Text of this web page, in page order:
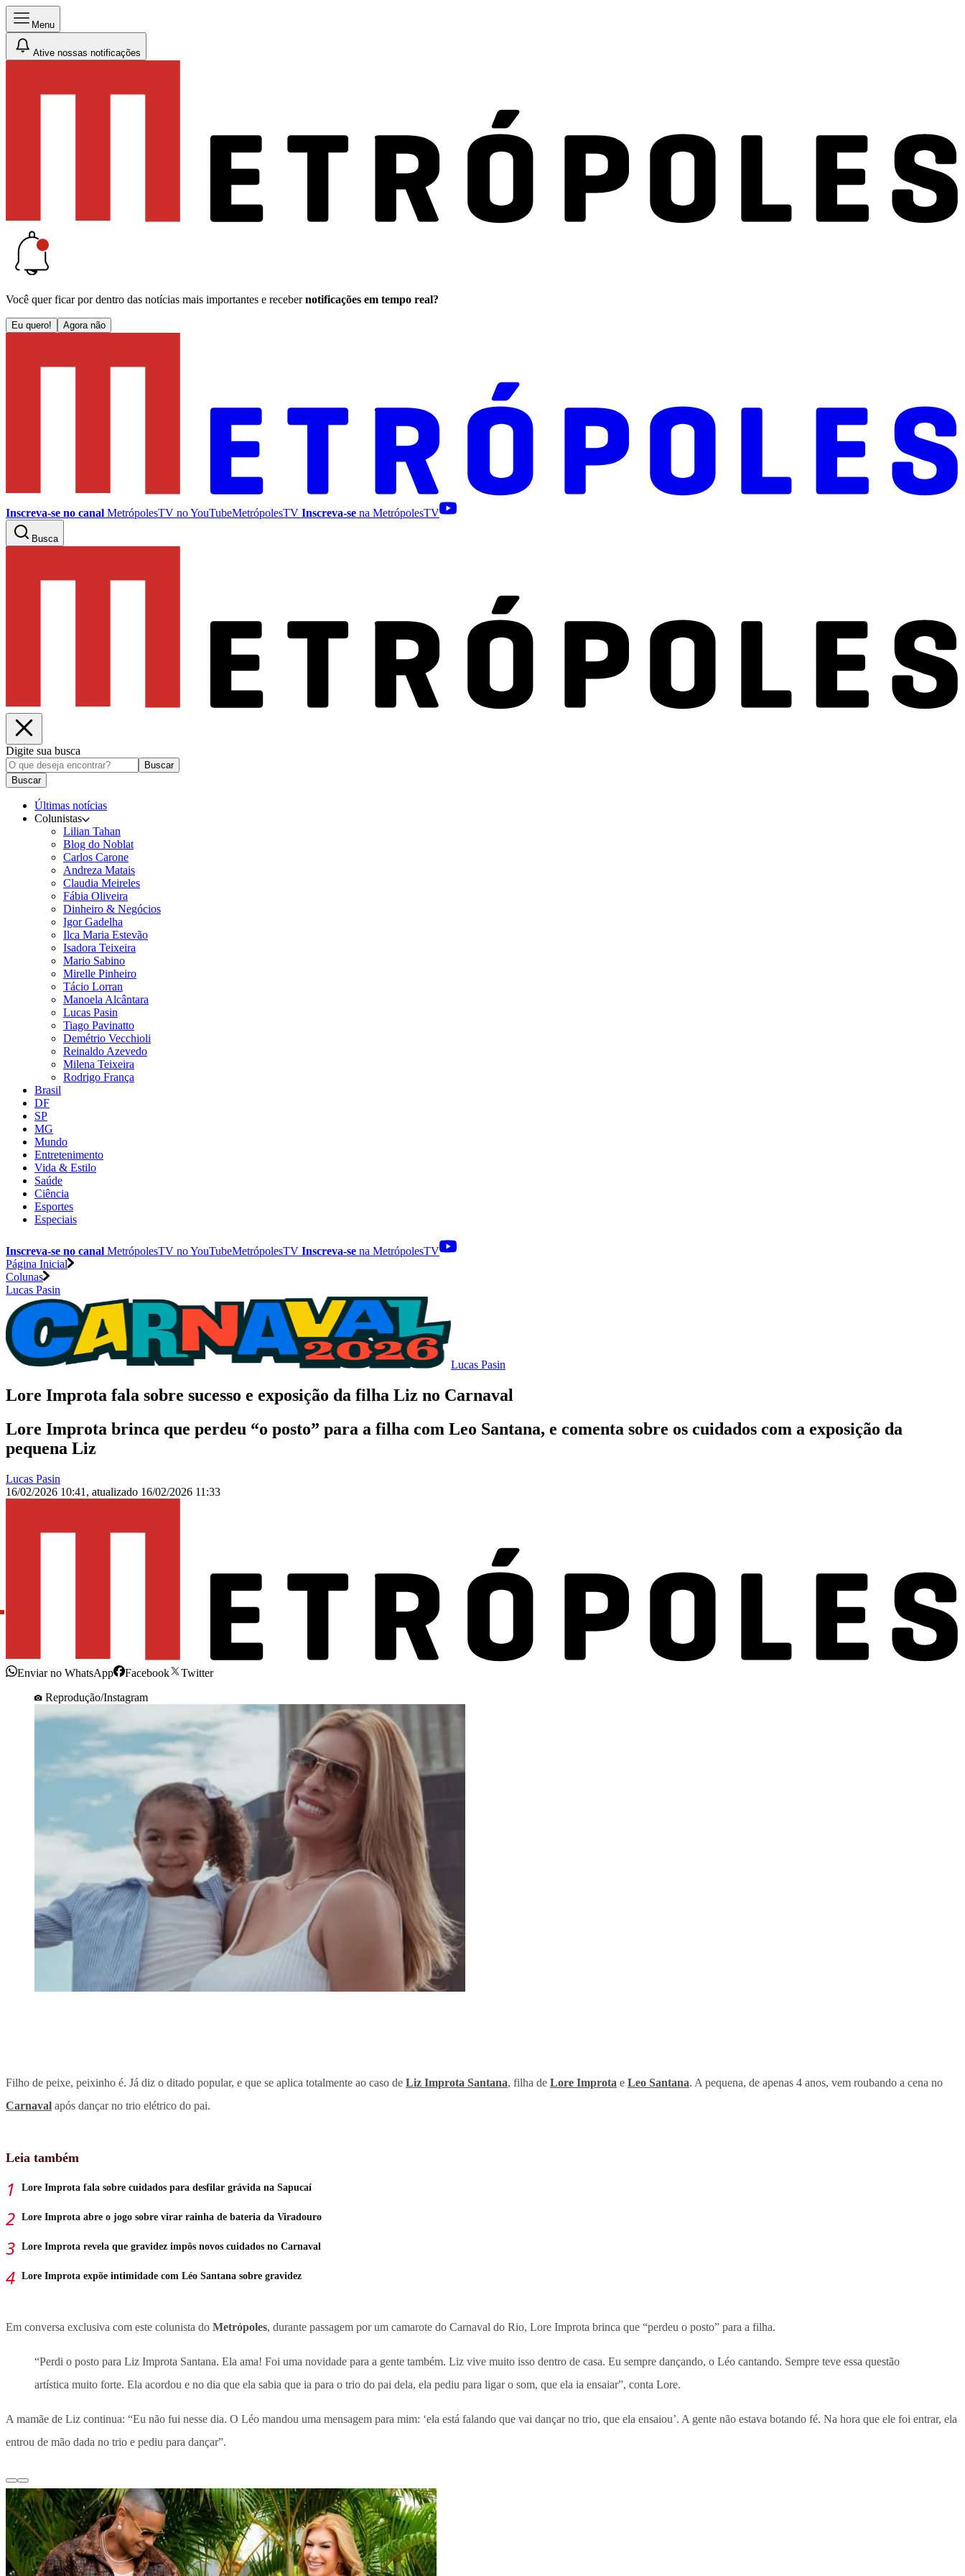
Menu
Ative nossas notificações
Você quer ficar por dentro das notícias mais importantes e receber notificações em tempo real?
Eu quero! Agora não
Inscreva-se no canal MetrópolesTV noYouTubeMetrópolesTV Inscreva-se na MetrópolesTV
Busca
Digite sua busca
Buscar
Buscar
Últimas notícias
Colunistas
Lilian Tahan
Blog do Noblat
Carlos Carone
Andreza Matais
Claudia Meireles
Fábia Oliveira
Dinheiro & Negócios
Igor Gadelha
Ilca Maria Estevão
Isadora Teixeira
Mario Sabino
Mirelle Pinheiro
Tácio Lorran
Manoela Alcântara
Lucas Pasin
Tiago Pavinatto
Demétrio Vecchioli
Reinaldo Azevedo
Milena Teixeira
Rodrigo França
Brasil
DF
SP
MG
Mundo
Entretenimento
Vida & Estilo
Saúde
Ciência
Esportes
Especiais
Inscreva-se no canal MetrópolesTV noYouTubeMetrópolesTV Inscreva-se na MetrópolesTV
Página Inicial
Colunas
Lucas Pasin
Lucas Pasin
Lore Improta fala sobre sucesso e exposição da filha Liz no Carnaval
Lore Improta brinca que perdeu “o posto” para a filha com Leo Santana, e comenta sobre os cuidados com a exposição da
pequena Liz
Lucas Pasin
16/02/2026 10:41 , atualizado 16/02/2026 11:33
Enviar no WhatsApp Facebook
Twitter
Reprodução/Instagram
Filho de peixe, peixinho é. Já diz o ditado popular, e que se aplica totalmente ao caso de Liz Improta Santana, filha de Lore Improta e Leo Santana. A pequena, de apenas 4 anos, vem roubando a cena no
Carnaval após dançar no trio elétrico do pai.
Leia também
Lore Improta fala sobre cuidados para desfilar grávida na Sapucaí
Lore Improta abre o jogo sobre virar rainha de bateria da Viradouro
Lore Improta revela que gravidez impôs novos cuidados no Carnaval
Lore Improta expõe intimidade com Léo Santana sobre gravidez
Em conversa exclusiva com este colunista do Metrópoles, durante passagem por um camarote do Carnaval do Rio, Lore Improta brinca que “perdeu o posto” para a filha.
“Perdi o posto para Liz Improta Santana. Ela ama! Foi uma novidade para a gente também. Liz vive muito isso dentro de casa. Eu sempre dançando, o Léo cantando. Sempre teve essa questão
artística muito forte. Ela acordou e no dia que ela sabia que ia para o trio do pai dela, ela pediu para ligar o som, que ela ia ensaiar”, conta Lore.
A mamãe de Liz continua: “Eu não fui nesse dia. O Léo mandou uma mensagem para mim: ‘ela está falando que vai dançar no trio, que ela ensaiou’. A gente não estava botando fé. Na hora que ele foi entrar, ela
entrou de mão dada no trio e pediu para dançar”.